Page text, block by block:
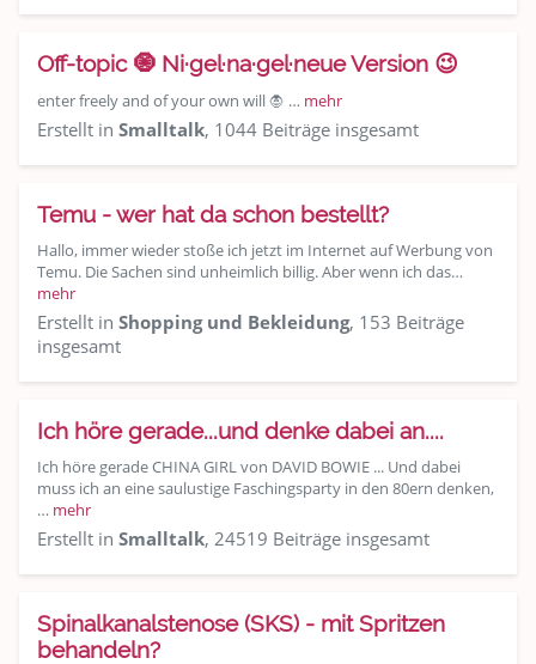
Off-topic 🧿 Ni·gel·na·gel·neue Version 😉
enter freely and of your own will 🧛 … mehr
Erstellt in Smalltalk, 1044 Beiträge insgesamt
Temu - wer hat da schon bestellt?
Hallo, immer wieder stoße ich jetzt im Internet auf Werbung von
Temu. Die Sachen sind unheimlich billig. Aber wenn ich das…
mehr
Erstellt in Shopping und Bekleidung, 153 Beiträge
insgesamt
Ich höre gerade...und denke dabei an....
Ich höre gerade CHINA GIRL von DAVID BOWIE ... Und dabei
muss ich an eine saulustige Faschingsparty in den 80ern denken,
… mehr
Erstellt in Smalltalk, 24519 Beiträge insgesamt
Spinalkanalstenose (SKS) - mit Spritzen
behandeln?